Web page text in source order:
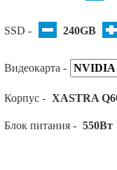
SSD - 240GB
Видеокарта -
Корпус - XASTRA
Блок питания - 550Вт